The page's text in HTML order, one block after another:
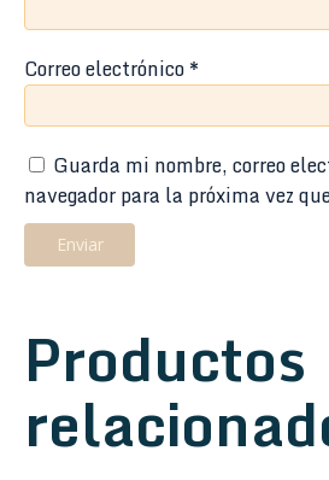
Correo electrónico*
Guarda mi nombre, correo
navegador para la próxima vez
Productos